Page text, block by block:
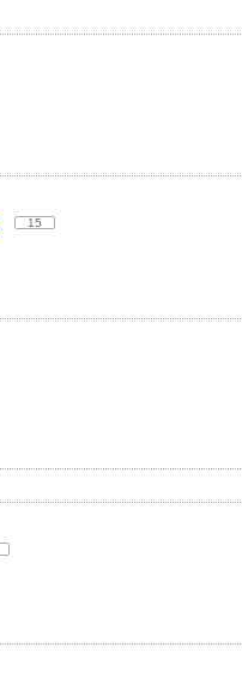
15